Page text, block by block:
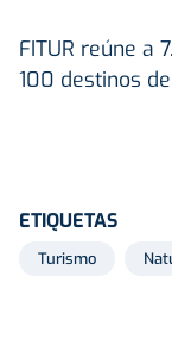
FITUR reúne a
100 destinos
ETIQUETAS
Turismo